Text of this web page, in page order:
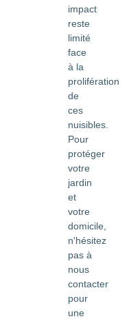
impact
reste
limité
face
à la
prolifération
de
ces
nuisibles.
Pour
protéger
votre
jardin
et
votre
domicile,
n'hésitez
pas à
nous
contacter
pour
une